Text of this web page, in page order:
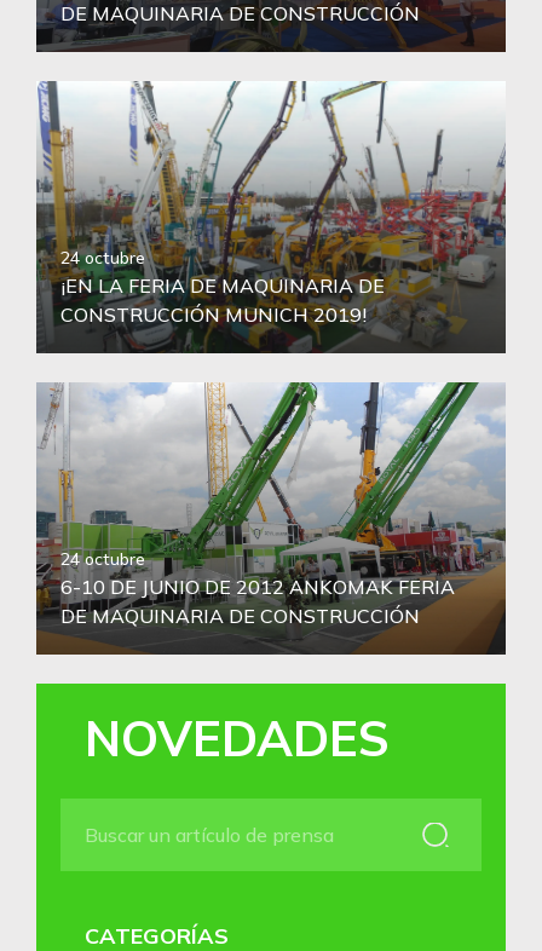
NOVEDADES
CATEGORÍAS
DE MAQUINARIA DE CONSTRUCCIÓN
24 octubre
¡EN LA FERIA DE MAQUINARIA DE
CONSTRUCCIÓN MUNICH 2019!
24 octubre
6-10 DE JUNIO DE 2012 ANKOMAK FERIA
DE MAQUINARIA DE CONSTRUCCIÓN